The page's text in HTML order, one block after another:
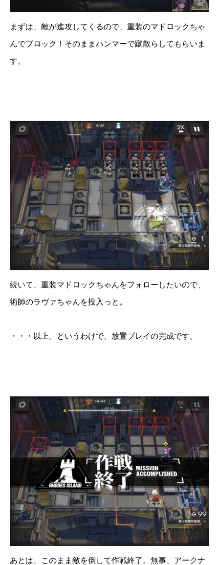
まずは、敵が進攻してくるので、重装のマドロックちゃ
んでブロック！そのままハンマーで蹴散らしてもらいま
す。
続いて、重装マドロックちゃんをフォローしたいので、
術師のラヴァちゃんを投入っと。
・・・以上。というわけで、放置プレイの完成です。
あとは、このまま敵を倒して作戦終了。無事、アークナ